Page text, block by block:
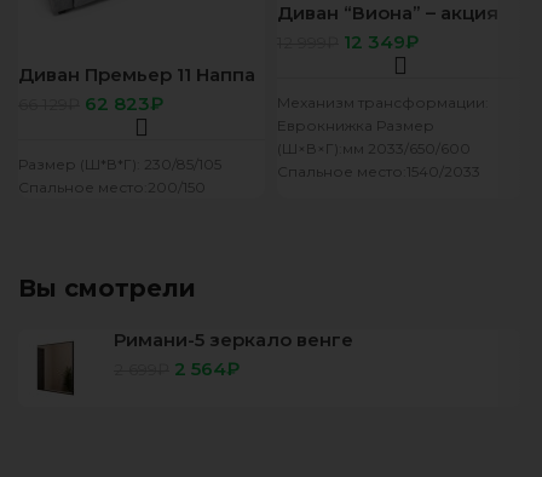
Диван Премьер 11 Наппа
св серый62 823₽
Размер (Ш*В*Г): 230/85/105
Спальное место:200/150
Диван “Виона” – акция
12 349₽
Механизм трансформации:
Еврокнижка Размер
(Ш×В×Г):мм 2033/650/600
Спальное место:1540/2033
Вы смотрели
Римани-5 зеркало венге
2 564₽